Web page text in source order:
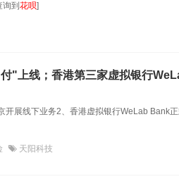
到 花呗]
付"上线；香港第三家虚拟银行
展线下业务2、香港虚拟银行WeLab Bank正
天阳科技